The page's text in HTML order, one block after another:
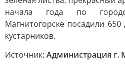
начала года по
Магнитогорске посадили
кустарников.
Источник: Администрация г.